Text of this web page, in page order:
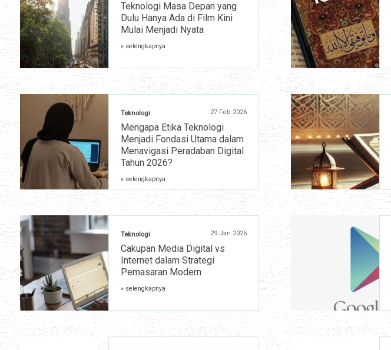
Teknologi Masa Depan yang
Dulu Hanya Ada di Film Kini
Mulai Menjadi Nyata
» selengkapnya
Teknologi 27 Feb 2026
Mengapa Etika Teknologi
Menjadi Fondasi Utama dalam
Menavigasi Peradaban Digital
Tahun 2026?
» selengkapnya
Teknologi 29 Jan 2026
Cakupan Media Digital vs
Internet dalam Strategi
Pemasaran Modern
» selengkapnya